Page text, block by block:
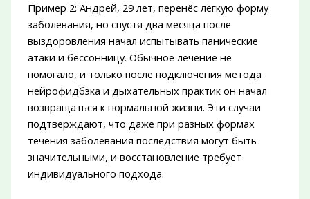
Пример 2: Андрей, 29 лет, перенёс лёгкую форму
заболевания, но спустя два месяца после
выздоровления начал испытывать панические
атаки и бессонницу. Обычное лечение не
помогало, и только после подключения метода
нейрофидбэка и дыхательных практик он начал
возвращаться к нормальной жизни. Эти случаи
подтверждают, что даже при разных формах
течения заболевания последствия могут быть
значительными, и восстановление требует
индивидуального подхода.